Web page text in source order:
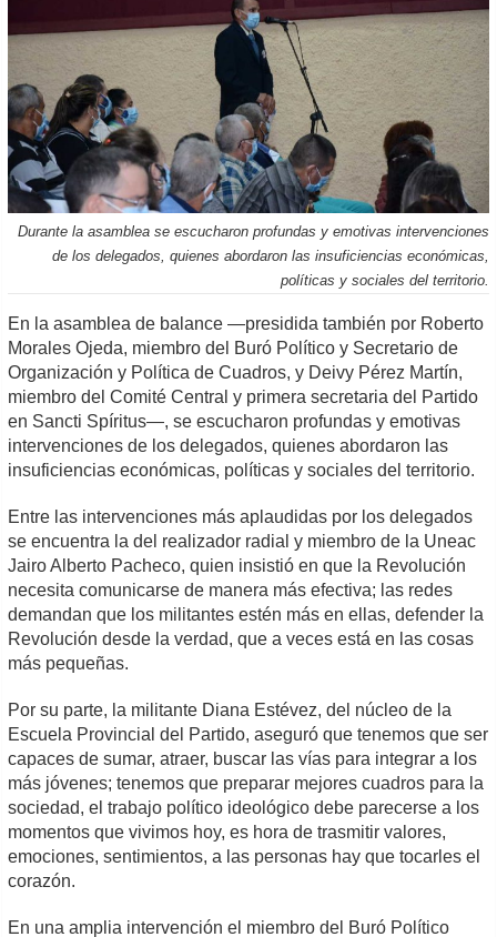
Durante la asamblea se escucharon profundas y emotivas intervenciones
de los delegados, quienes abordaron las insuficiencias económicas,
políticas y sociales del territorio.
En la asamblea de balance —presidida también por Roberto
Morales Ojeda, miembro del Buró Político y Secretario de
Organización y Política de Cuadros, y Deivy Pérez Martín,
miembro del Comité Central y primera secretaria del Partido
en Sancti Spíritus—, se escucharon profundas y emotivas
intervenciones de los delegados, quienes abordaron las
insuficiencias económicas, políticas y sociales del territorio.
Entre las intervenciones más aplaudidas por los delegados
se encuentra la del realizador radial y miembro de la Uneac
Jairo Alberto Pacheco, quien insistió en que la Revolución
necesita comunicarse de manera más efectiva; las redes
demandan que los militantes estén más en ellas, defender la
Revolución desde la verdad, que a veces está en las cosas
más pequeñas.
Por su parte, la militante Diana Estévez, del núcleo de la
Escuela Provincial del Partido, aseguró que tenemos que ser
capaces de sumar, atraer, buscar las vías para integrar a los
más jóvenes; tenemos que preparar mejores cuadros para la
sociedad, el trabajo político ideológico debe parecerse a los
momentos que vivimos hoy, es hora de trasmitir valores,
emociones, sentimientos, a las personas hay que tocarles el
corazón.
En una amplia intervención el miembro del Buró Político